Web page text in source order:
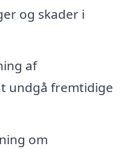
og skader i
af
undgå fremtidige
om